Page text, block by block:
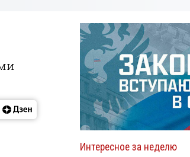
Интересное за неделю